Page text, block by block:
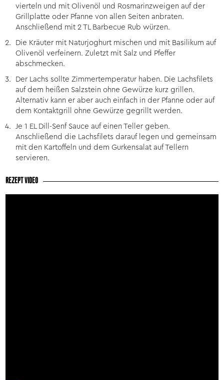
vierteln und mit Olivenöl und Rosmarinzweigen auf der
Grillplatte oder Pfanne von allen Seiten anbraten.
Anschließend mit 2 TL Barbecue Rub würzen.
Die Kräuter mit Naturjoghurt mischen und mit Basilikum auf
Olivenöl verfeinern. Zuletzt mit Salz und Pfeffer
abschmecken.
Der Lachs sollte Zimmertemperatur haben. Die Lachsfilets
auf dem heißen Salzstein ohne Gewürze kurz grillen.
Alternativ kann er aber auch einfach in der Pfanne oder auf
dem Kontaktgrill ohne Gewürze gegrillt werden.
Je 1 EL Dill-Senf Sauce auf einen Teller geben.
Anschließend die Lachsfilets darauf legen und gemeinsam
mit den Kartoffeln und dem Gurkensalat auf Tellern
servieren.
REZEPT VIDEO